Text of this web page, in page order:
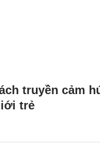
truyền cảm
trẻ